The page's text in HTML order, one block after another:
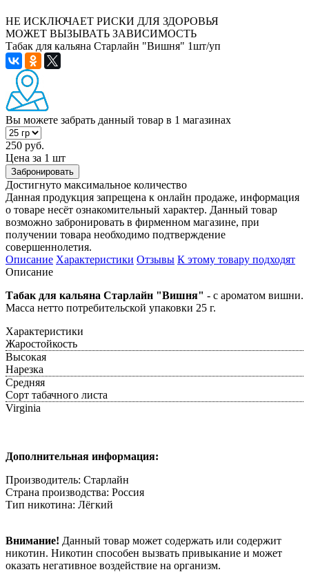
НЕ ИСКЛЮЧАЕТ РИСКИ ДЛЯ ЗДОРОВЬЯ
МОЖЕТ ВЫЗЫВАТЬ ЗАВИСИМОСТЬ
Табак для кальяна Старлайн "Вишня" 1шт/уп
Вы можете забрать данный товар в 1 магазинах
250 руб.
Цена за 1 шт
Забронировать
Достигнуто максимальное количество
Данная продукция запрещена к онлайн продаже, информация
о товаре несёт ознакомительный характер. Данный товар
возможно забронировать в фирменном магазине, при
получении товара необходимо подтверждение
совершеннолетия.
Описание Характеристики Отзывы К этому товару подходят
Описание
Табак для кальяна Старлайн "Вишня" - с ароматом вишни.
Масса нетто потребительской упаковки 25 г.
Характеристики
Жаростойкость
Высокая
Нарезка
Средняя
Сорт табачного листа
Virginia
Дополнительная информация:
Производитель: Старлайн
Страна производства: Россия
Тип никотина: Лёгкий
Внимание! Данный товар может содержать или содержит
никотин. Никотин способен вызвать привыкание и может
оказать негативное воздействие на организм.